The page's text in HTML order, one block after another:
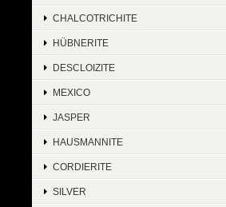
CHALCOTRICHITE
HÜBNERITE
DESCLOIZITE
MEXICO
JASPER
HAUSMANNITE
CORDIERITE
SILVER